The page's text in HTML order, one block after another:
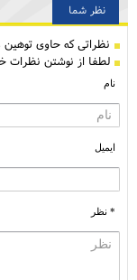
نظر شما
نظراتی كه حاوی توهین
لطفا از نوشتن نظرات
نام
ایمیل
* نظر